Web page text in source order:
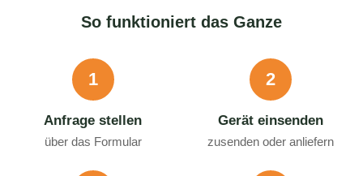
So funktioniert das Ganze
1
Anfrage stellen
über das Formular
2
Gerät einsenden
zusenden oder anliefern